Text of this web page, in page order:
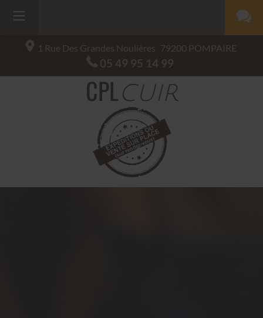
1 Rue Des Grandes Noulières 79200 POMPAIRE
05 49 95 14 99
CPLCUIR